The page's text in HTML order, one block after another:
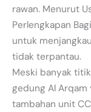
rawan. Menurut
Perlengkapan
untuk
tidak terpantau.
Meski banyak
gedung Al
tambahan unit